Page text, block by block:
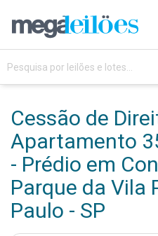
Cessão de
Apartamento
- Prédio em
Parque da Vila
Paulo - SP